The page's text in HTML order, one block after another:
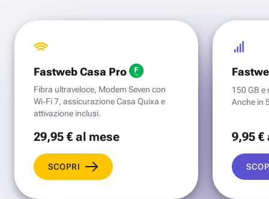
Fastweb Casa Pro
Fibra ultraveloce, Modem Seven con
Wi‑Fi 7, assicurazione Casa Quixa e
attivazione inclusi.
29,95 €al mese
SCOPRI
150 GB e
Anche in
9,95 €